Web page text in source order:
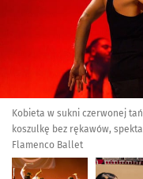
Kobieta w sukni czerwonej
koszulkę bez rękawów,
Flamenco Ballet